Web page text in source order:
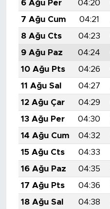
6 Ağu Per
04:20
7 Ağu Cum
04:21
8 Ağu Cts
04:23
9 Ağu Paz
04:24
10 Ağu Pts
04:26
11 Ağu Sal
04:27
12 Ağu Çar
04:29
13 Ağu Per
04:30
14 Ağu Cum
04:32
15 Ağu Cts
04:33
16 Ağu Paz
04:35
17 Ağu Pts
04:36
18 Ağu Sal
04:38